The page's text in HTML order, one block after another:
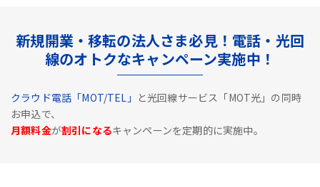
新規開業・移転の法人さま必見！電話・光回
線のオトクなキャンペーン実施中！
クラウド電話「MOT/TEL」 と光回線サービス「MOT光」の同時
お申込で、
月額料金が割引になるキャンペーンを定期的に実施中。